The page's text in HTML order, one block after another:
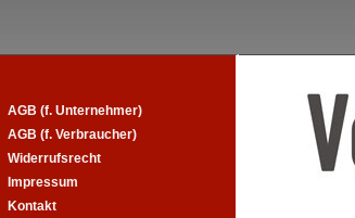
AGB (f. Unternehmer)
AGB (f. Verbraucher)
Widerrufsrecht
Impressum
Kontakt